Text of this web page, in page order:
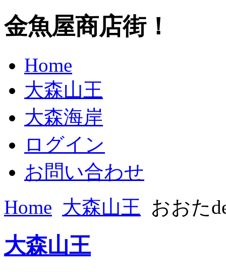
金魚屋商店街！
Home
大森山王
大森海岸
ログイン
お問い合わせ
Home 大森山王 おおた
大森山王